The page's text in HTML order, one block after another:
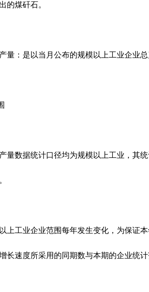
的煤矸石。
：是以当月公布的规模以上工业企业总
数据统计口径均为规模以上工业，其统
工业企业范围每年发生变化，为保证本
长速度所采用的同期数与本期的企业统